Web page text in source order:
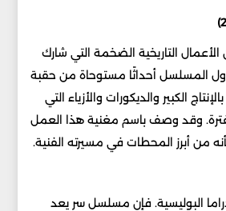
التاريخية الضخمة التي شارك
المسلسل أحداثًا مستوحاة من حقبة
الكبير والديكورات والأزياء التي
وقد وصف باسم مغنية هذا العمل
من أبرز المحطات في مسيرته الفنية.
البوليسية. فإن مسلسل سر يعد